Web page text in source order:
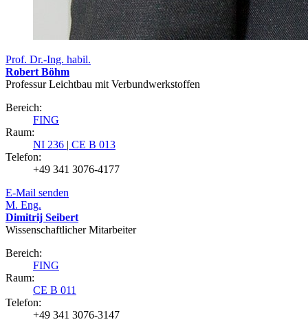
Prof. Dr.-Ing. habil.
Robert Böhm
Professur Leichtbau mit Verbundwerkstoffen
Bereich:
FING
Raum:
NI 236 | CE B 013
Telefon:
+49 341 3076-4177
E-Mail senden
M. Eng.
Dimitrij Seibert
Wissenschaftlicher Mitarbeiter
Bereich:
FING
Raum:
CE B 011
Telefon:
+49 341 3076-3147